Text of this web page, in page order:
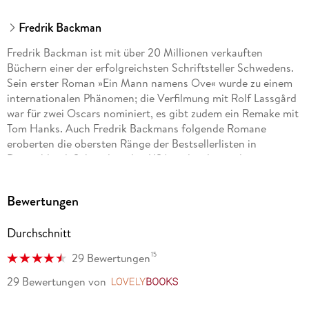
Fredrik Backman
Fredrik Backman ist mit über 20 Millionen verkauften
Büchern einer der erfolgreichsten Schriftsteller Schwedens.
Sein erster Roman »Ein Mann namens Ove« wurde zu einem
internationalen Phänomen; die Verfilmung mit Rolf Lassgård
war für zwei Oscars nominiert, es gibt zudem ein Remake mit
Tom Hanks. Auch Fredrik Backmans folgende Romane
eroberten die obersten Ränge der Bestsellerlisten in
Deutschland, Schweden, den USA und vielen anderen
und seinen beiden Kindern in Solna bei Stockholm.
Bewertungen
Durchschnitt
29 Bewertungen15
29 Bewertungen von